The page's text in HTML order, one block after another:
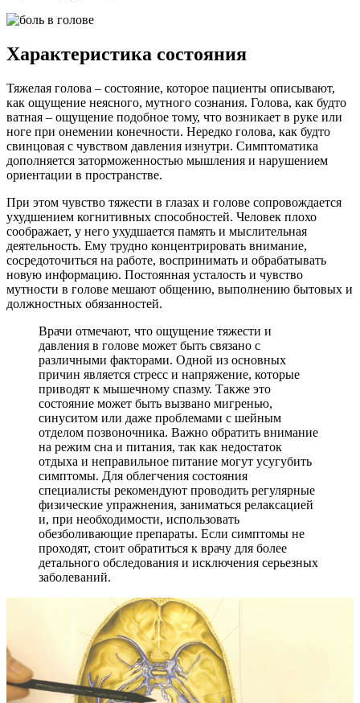
Характеристика состояния
Тяжелая голова – состояние, которое пациенты описывают,
как ощущение неясного, мутного сознания. Голова, как будто
ватная – ощущение подобное тому, что возникает в руке или
ноге при онемении конечности. Нередко голова, как будто
свинцовая с чувством давления изнутри. Симптоматика
дополняется заторможенностью мышления и нарушением
ориентации в пространстве.
При этом чувство тяжести в глазах и голове сопровождается
ухудшением когнитивных способностей. Человек плохо
соображает, у него ухудшается память и мыслительная
деятельность. Ему трудно концентрировать внимание,
сосредоточиться на работе, воспринимать и обрабатывать
новую информацию. Постоянная усталость и чувство
мутности в голове мешают общению, выполнению бытовых и
должностных обязанностей.
Врачи отмечают, что ощущение тяжести и
давления в голове может быть связано с
различными факторами. Одной из основных
причин является стресс и напряжение, которые
приводят к мышечному спазму. Также это
состояние может быть вызвано мигренью,
синуситом или даже проблемами с шейным
отделом позвоночника. Важно обратить внимание
на режим сна и питания, так как недостаток
отдыха и неправильное питание могут усугубить
симптомы. Для облегчения состояния
специалисты рекомендуют проводить регулярные
физические упражнения, заниматься релаксацией
и, при необходимости, использовать
обезболивающие препараты. Если симптомы не
проходят, стоит обратиться к врачу для более
детального обследования и исключения серьезных
заболеваний.